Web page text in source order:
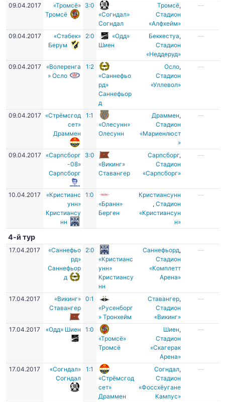
09.04.2017
«Тромсё»
Тромсё
3:0
«Согндал»
Согндал
Тромсё,
Стадион
«Алфхейм»
—
09.04.2017
«Стабек»
Берум
2:0
«Одд»
Шиен
Беккестуа,
Стадион
«Неддеруд»
—
09.04.2017
«Волеренга
» Осло
1:2
«Саннефьо
рд»
Саннефьор
д
Осло,
Стадион
«Уллевол»
—
09.04.2017
«Стрёмсгод
сет»
Драммен
1:1
«Олесунн»
Олесунн
Драммен,
Стадион
«Мариенлюст
»
—
09.04.2017
«Сарпсборг
-08»
Сарпсборг
3:0
«Викинг»
Ставангер
Сарпсборг,
Стадион
«Сарпсборг»
—
10.04.2017
«Кристианс
унн»
Кристиансу
нн
1:0
«Бранн»
Берген
Кристиансунн
,Стадион
«Кристиансун
н»
—
4-й тур
17.04.2017
«Саннефьо
рд»
Саннефьор
д
2:0
«Кристианс
унн»
Кристиансу
нн
Саннефьорд,
Стадион
«Комплетт
Арена»
—
17.04.2017
«Викинг»
Ставангер
0:1
«Русенборг
» Тронхейм
Ставангер,
Стадион
«Викинг»
—
17.04.2017 «Одд» Шиен
1:0
«Тромсё»
Тромсё
Шиен,
Cтадион
«Скагерак
Арена»
—
17.04.2017
«Согндал»
Согндал
1:1
«Стрёмсгод
сет»
Драммен
Согндал,
Стадион
«Фоссхёугане
Кампус»
—